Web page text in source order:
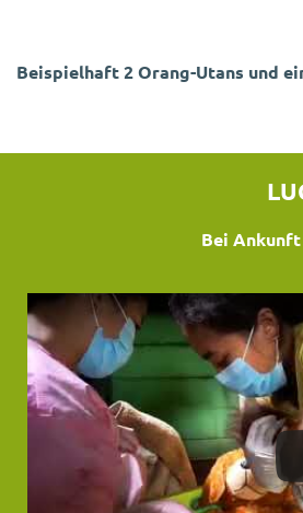
Beispielhaft 2 Orang-Utans und
Bei Ankunft